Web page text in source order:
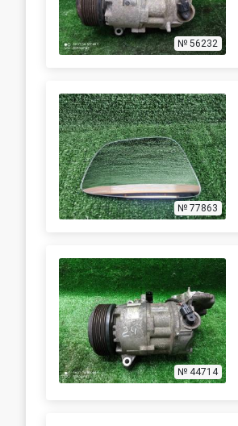
№ 56232
№ 77863
№ 44714